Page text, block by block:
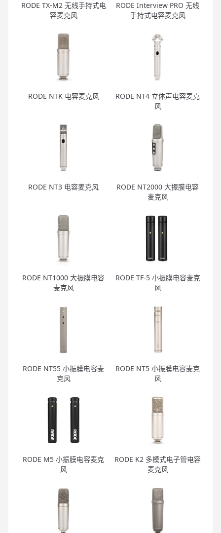
RODE TX-M2 无线手持式电
容麦克风
RODE Interview PRO 无线
手持式电容麦克风
RODE NTK 电容麦克风
RODE NT4 立体声电容麦克
风
RODE NT3 电容麦克风
RODE NT2000 大振膜电容
麦克风
RODE NT1000 大振膜电容
麦克风
RODE TF-5 小振膜电容麦克
风
RODE NT55 小振膜电容麦
克风
RODE NT5 小振膜电容麦克
风
RODE M5 小振膜电容麦克
风
RODE K2 多模式电子管电容
麦克风